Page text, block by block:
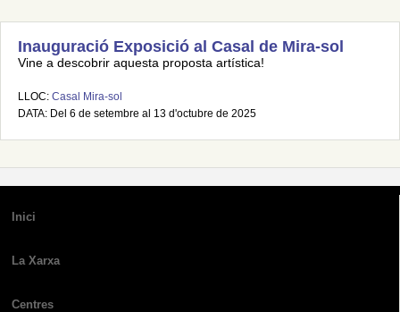
Inauguració Exposició al Casal de Mira-sol
Vine a descobrir aquesta proposta artística!
LLOC: Casal Mira-sol
DATA: Del 6 de setembre al 13 d'octubre de 2025
Inici
La Xarxa
Centres